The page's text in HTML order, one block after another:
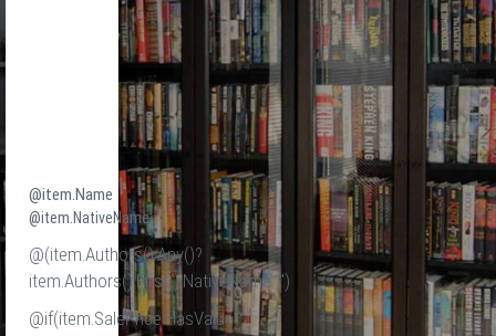
@item.Name
@item.NativeName
@(item.Authors().Any()?
item.Authors().First().NativeName:"")
@if(item.SalePrice.HasValue)